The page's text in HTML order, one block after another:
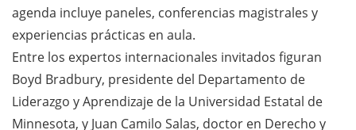
agenda incluye paneles, conferencias magistrales y
experiencias prácticas en aula.
Entre los expertos internacionales invitados figuran
Boyd Bradbury, presidente del Departamento de
Liderazgo y Aprendizaje de la Universidad Estatal de
Minnesota, y Juan Camilo Salas, doctor en Derecho y